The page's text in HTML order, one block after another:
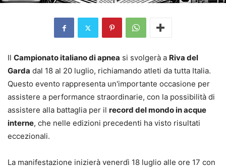
Il Campionato italiano di apnea si svolgerà a Riva del
Garda dal 18 al 20 luglio, richiamando atleti da tutta Italia.
Questo evento rappresenta un'importante occasione per
assistere a performance straordinarie, con la possibilità di
assistere alla battaglia per il record del mondo in acque
interne, che nelle edizioni precedenti ha visto risultati
eccezionali.
La manifestazione inizierà venerdì 18 luglio alle ore 17 con